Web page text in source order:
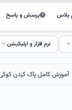
پلاس پرسش و پاسخ
نرم افزار و اپلیکیشن
آموزش کامل پاک کردن